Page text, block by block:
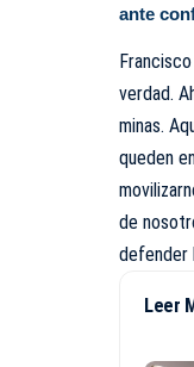
ante
verdad.
minas.
queden
de
defender
Leer